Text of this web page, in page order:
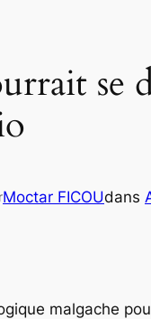
se
Moctar FICOUdans
malgache